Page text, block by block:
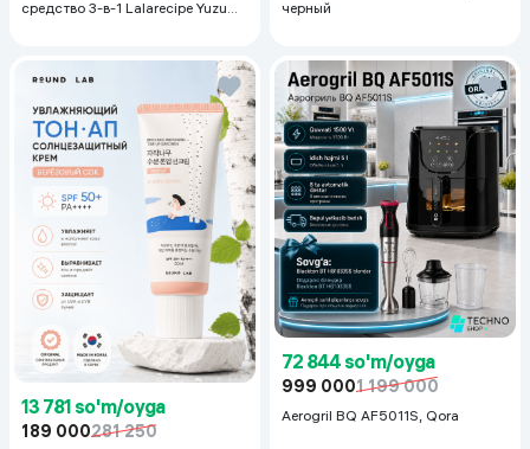
средство 3-в-1 Lalarecipe Yuzu
черный
13 781 so'm/oyga
189 000281 250
72 844 so'm/oyga
999 0001 199 000
Aerogril BQ AF5011S, Qora